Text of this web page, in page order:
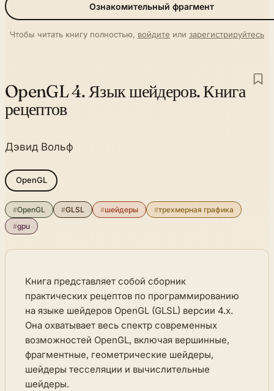
Ознакомительный фрагмент
Чтобы читать книгу полностью, войдите или зарегистрируйтесь
OpenGL 4. Язык шейдеров. Книга
рецептов
Дэвид Вольф
OpenGL
#OpenGL #GLSL #шейдеры #трехмерная графика
#gpu
Книга представляет собой сборник
практических рецептов по программированию
на языке шейдеров OpenGL (GLSL) версии 4.x.
Она охватывает весь спектр современных
возможностей OpenGL, включая вершинные,
фрагментные, геометрические шейдеры,
шейдеры тесселяции и вычислительные
шейдеры.